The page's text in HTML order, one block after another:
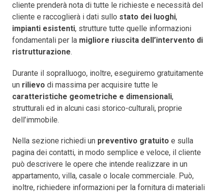
cliente prenderà nota di tutte le richieste e necessità del
cliente e raccoglierà i dati sullo stato dei luoghi,
impianti esistenti, strutture tutte quelle informazioni
fondamentali per la migliore riuscita dell’intervento di
ristrutturazione.
Durante il sopralluogo, inoltre, eseguiremo gratuitamente
un rilievo di massima per acquisire tutte le
caratteristiche geometriche e dimensionali,
strutturali ed in alcuni casi storico-culturali, proprie
dell’immobile.
Nella sezione richiedi un preventivo gratuito e sulla
pagina dei contatti, in modo semplice e veloce, il cliente
può descrivere le opere che intende realizzare in un
appartamento, villa, casale o locale commerciale. Può,
inoltre, richiedere informazioni per la fornitura di materiali